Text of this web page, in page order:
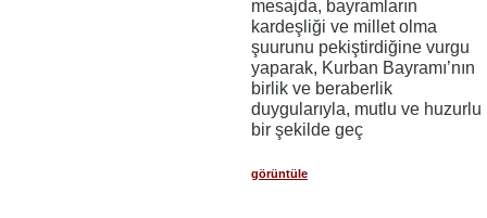
mesajda, bayramların
kardeşliği ve millet olma
şuurunu pekiştirdiğine vurgu
yaparak, Kurban Bayramı’nın
birlik ve beraberlik
duygularıyla, mutlu ve huzurlu
bir şekilde geç
görüntüle